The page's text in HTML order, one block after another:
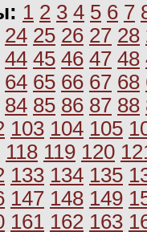
1 2 3 4 5 6 7
24 25 26 27 28
44 45 46 47 48
64 65 66 67 68
84 85 86 87 88
103 104 105
118 119 120
133 134 135
147 148 149
161 162 163